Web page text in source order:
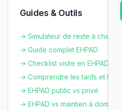
Guides & Outils
→ Simulateur de reste à charge
→ Guide complet EHPAD
→ Checklist visite en EHPAD
→ Comprendre les tarifs et le GIR
→ EHPAD public vs privé
→ EHPAD vs maintien à domicile